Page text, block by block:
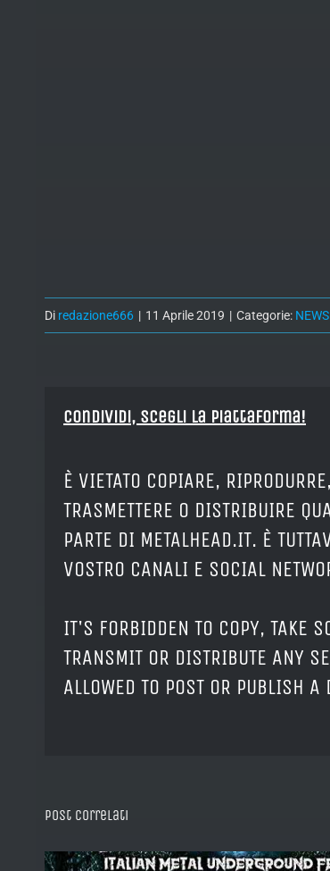
Di redazione666 | 11 Aprile 2019 | Categorie: NEWS
Condividi, Scegli la piattaforma!
È VIETATO COPIARE,
TRASMETTERE O DISTRIBUIRE
PARTE DI METALHEAD.IT. È
VOSTRO CANALI E SOCIAL
IT'S FORBIDDEN TO COPY, TAKE
TRANSMIT OR DISTRIBUTE ANY
ALLOWED TO POST OR PUBLISH
Post correlati